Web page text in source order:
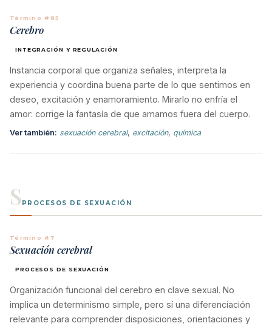
Término #85
Cerebro
INTEGRACIÓN Y REGULACIÓN
Instancia corporal que organiza señales, interpreta la
experiencia y coordina buena parte de lo que sentimos en
deseo, excitación y enamoramiento. Mirarlo no enfría el
amor: corrige la fantasía de que amamos fuera del cuerpo.
Ver también: sexuación cerebral, excitación, química
SPROCESOS DE SEXUACIÓN
Término #7
Sexuación cerebral
PROCESOS DE SEXUACIÓN
Organización funcional del cerebro en clave sexual. No
implica un determinismo simple, pero sí una diferenciación
relevante para comprender disposiciones, orientaciones y